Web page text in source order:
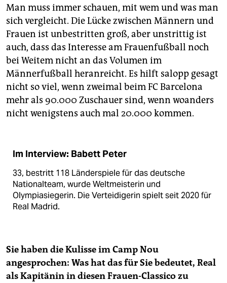
Man muss immer schauen, mit wem und was man
sich vergleicht. Die Lücke zwischen Männern und
Frauen ist unbestritten groß, aber unstrittig ist
auch, dass das Interesse am Frauenfußball noch
bei Weitem nicht an das Volumen im
Männerfußball heranreicht. Es hilft salopp gesagt
nicht so viel, wenn zweimal beim FC Barcelona
mehr als 90.000 Zuschauer sind, wenn woanders
nicht wenigstens auch mal 20.000 kommen.
Im Interview: Babett Peter
33, bestritt 118 Länderspiele für das deutsche
Nationalteam, wurde Weltmeisterin und
Olympiasiegerin. Die Verteidigerin spielt seit 2020 für
Real Madrid.
Sie haben die Kulisse im Camp Nou
angesprochen: Was hat das für Sie bedeutet, Real
als Kapitänin in diesen Frauen-Classico zu